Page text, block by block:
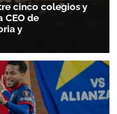
cinco colegios y
CEO de
y